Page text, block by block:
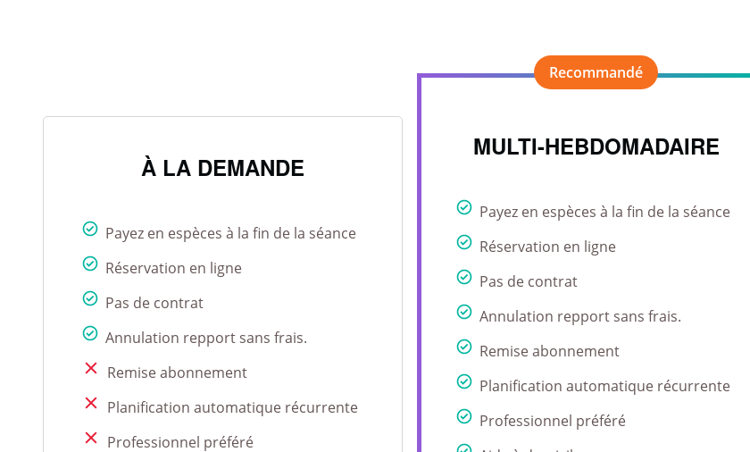
MULTI-HEBDOMADAIRE
Payez en espèces à la fin de la séance
Réservation en ligne
Pas de contrat
Annulation repport sans frais.
Remise abonnement
Planification automatique récurrente
Professionnel préféré
À LA DEMANDE
Payez en espèces à la fin de la séance
Réservation en ligne
Pas de contrat
Annulation repport sans frais.
Remise abonnement
Planification automatique récurrente
Professionnel préféré